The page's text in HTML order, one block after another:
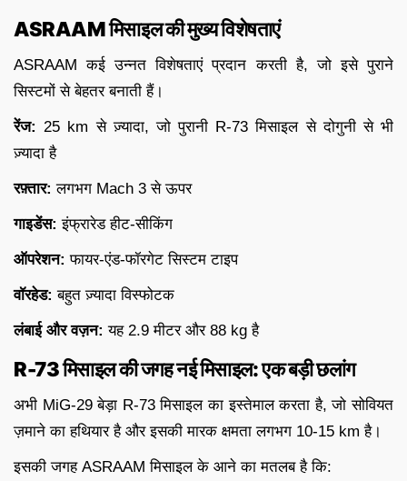
ASRAAM मिसाइल की मुख्य विशेषताएं
ASRAAM कई उन्नत विशेषताएं प्रदान करती है, जो इसे पुराने
सिस्टमों से बेहतर बनाती हैं।
रेंज: 25 km से ज़्यादा, जो पुरानी R-73 मिसाइल से दोगुनी से भी
ज़्यादा है
रफ़्तार: लगभग Mach 3 से ऊपर
गाइडेंस: इंफ्रारेड हीट-सीकिंग
ऑपरेशन: फायर-एंड-फॉरगेट सिस्टम टाइप
वॉरहेड: बहुत ज़्यादा विस्फोटक
लंबाई और वज़न: यह 2.9 मीटर और 88 kg है
R-73 मिसाइल की जगह नई मिसाइल: एक बड़ी छलांग
अभी MiG-29 बेड़ा R-73 मिसाइल का इस्तेमाल करता है, जो सोवियत
ज़माने का हथियार है और इसकी मारक क्षमता लगभग 10-15 km है।
इसकी जगह ASRAAM मिसाइल के आने का मतलब है कि: